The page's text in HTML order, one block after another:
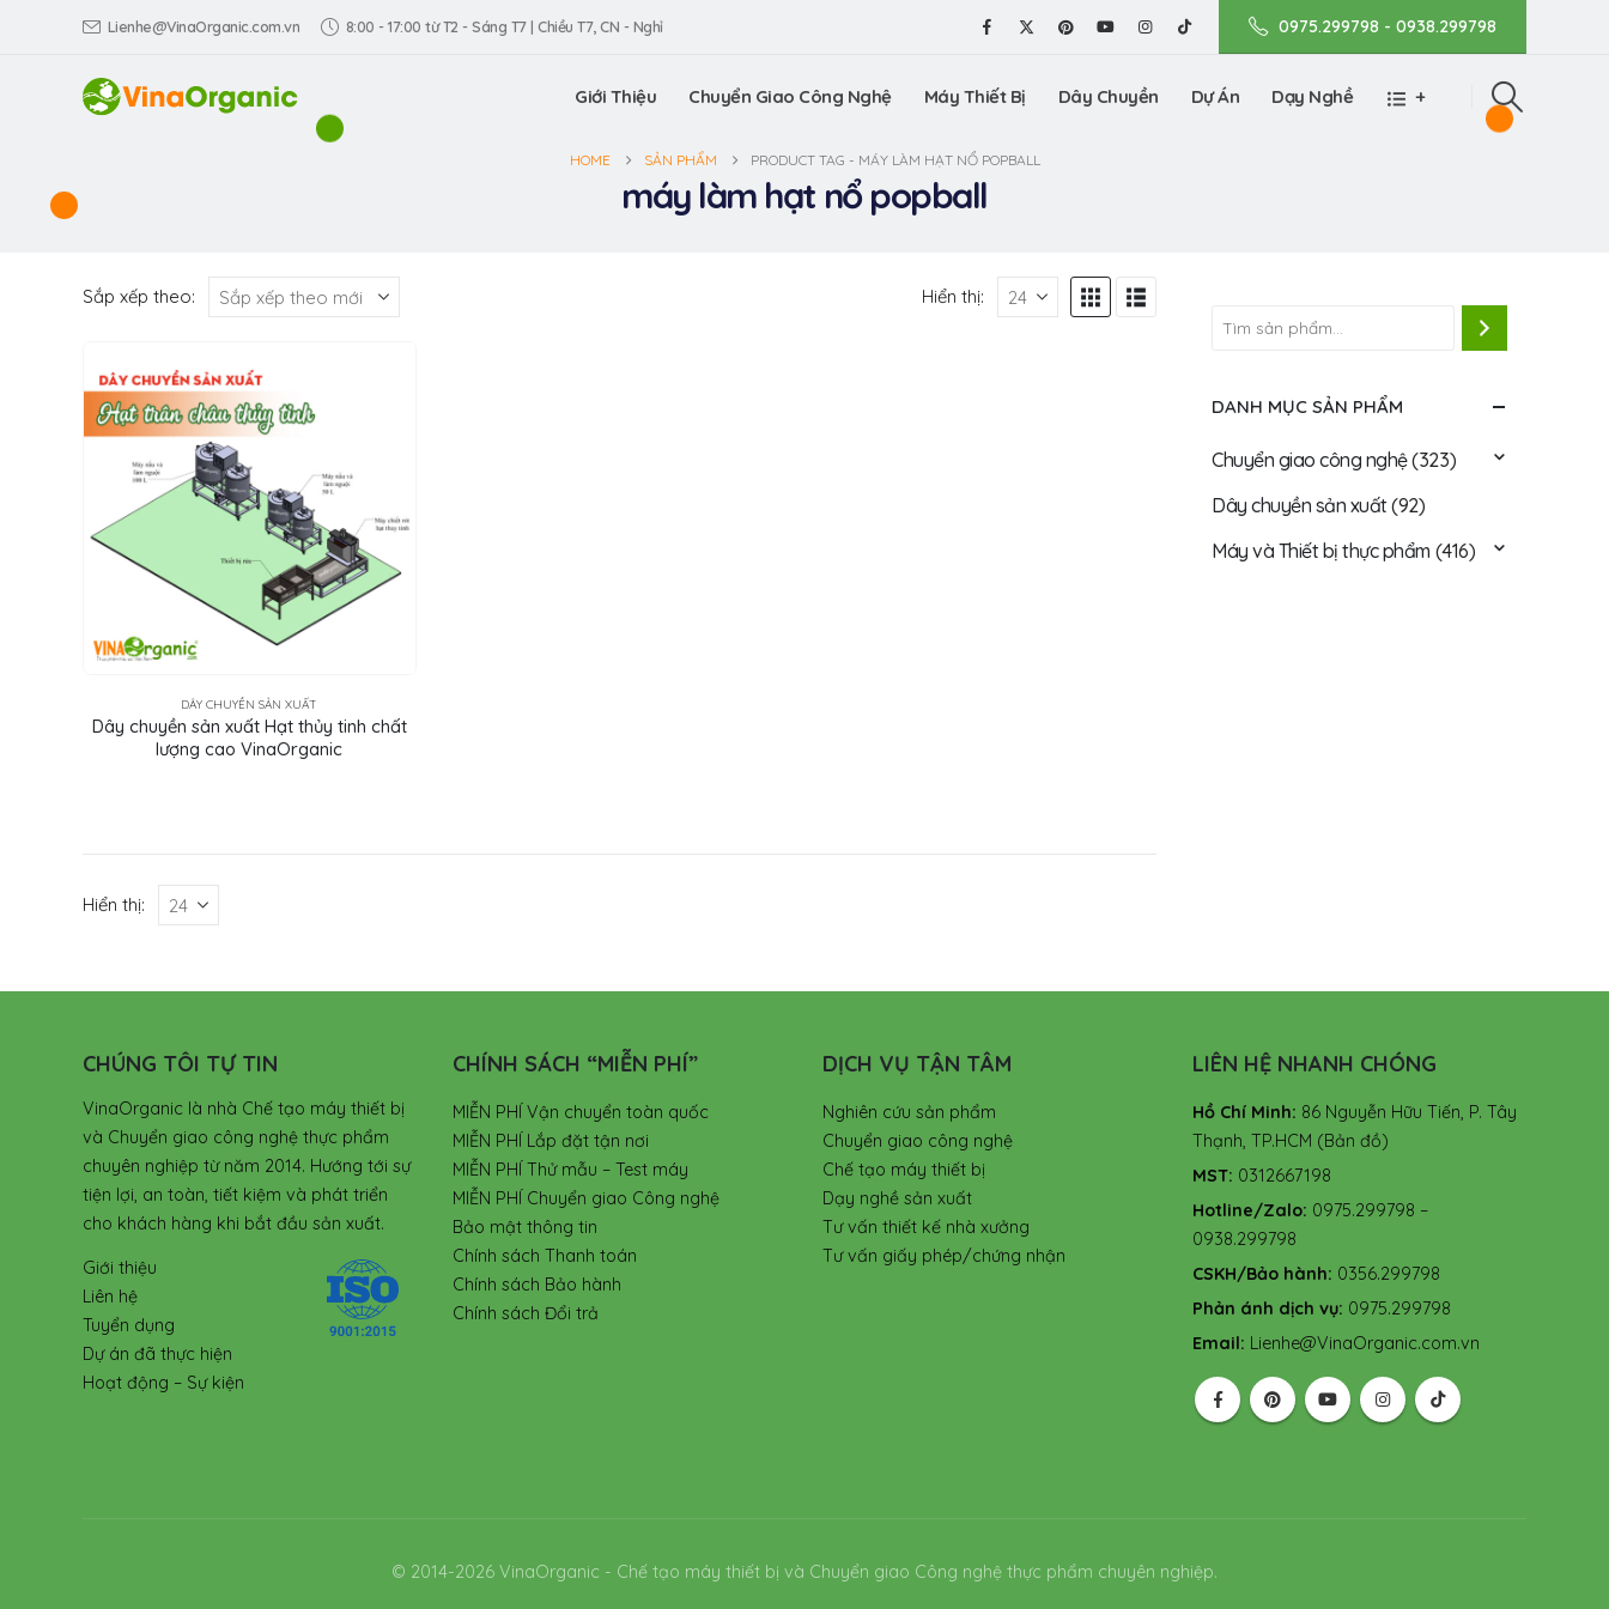
Lienhe@VinaOrganic.com.vn 8:00 - 17:00 từ T2 - Sáng T7 | Chiều T7, CN - Nghỉ 0975.299798 - 0938.299798
Giới Thiệu Chuyển Giao Công Nghệ Máy Thiết Bị Dây Chuyền Dự Án Dạy Nghề +
HOME SẢN PHẨM PRODUCT TAG - MÁY LÀM HẠT NỔ POPBALL
máy làm hạt nổ popball
Sắp xếp theo: Hiển thị:
DÂY CHUYỀN SẢN XUẤT
Dây chuyền sản xuất Hạt thủy tinh chất
lượng cao VinaOrganic
Hiển thị:
DANH MỤC SẢN PHẨM
Chuyển giao công nghệ(323)
Dây chuyền sản xuất(92)
Máy và Thiết bị thực phẩm (416)
CHÚNG TÔI TỰ TIN
VinaOrganic là nhà Chế tạo máy thiết bị
và Chuyển giao công nghệ thực phẩm
chuyên nghiệp từ năm 2014. Hướng tới sự
tiện lợi, an toàn, tiết kiệm và phát triển
cho khách hàng khi bắt đầu sản xuất.
Giới thiệu
Liên hệ
Tuyển dụng
Dự án đã thực hiện
Hoạt động – Sự kiện
CHÍNH SÁCH “MIỄN PHÍ”
MIỄN PHÍ Vận chuyển toàn quốc
MIỄN PHÍ Lắp đặt tận nơi
MIỄN PHÍ Thử mẫu – Test máy
MIỄN PHÍ Chuyển giao Công nghệ
Bảo mật thông tin
Chính sách Thanh toán
Chính sách Bảo hành
Chính sách Đổi trả
DỊCH VỤ TẬN TÂM
Nghiên cứu sản phẩm
Chuyển giao công nghệ
Chế tạo máy thiết bị
Dạy nghề sản xuất
Tư vấn thiết kế nhà xưởng
Tư vấn giấy phép/chứng nhận
LIÊN HỆ NHANH CHÓNG
Hồ Chí Minh: 86 Nguyễn Hữu Tiến, P. Tây
Thạnh, TP.HCM (Bản đồ)
MST: 0312667198
Hotline/Zalo: 0975.299798 –
0938.299798
CSKH/Bảo hành: 0356.299798
Phản ánh dịch vụ: 0975.299798
Email: Lienhe@VinaOrganic.com.vn
© 2014-2026 VinaOrganic - Chế tạo máy thiết bị và Chuyển giao Công nghệ thực phẩm chuyên nghiệp.